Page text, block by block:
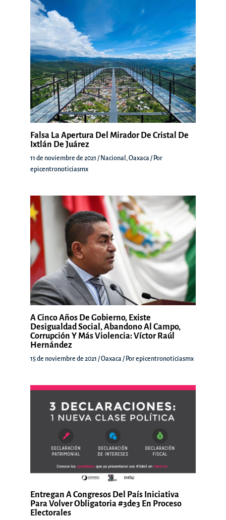
Falsa La Apertura Del Mirador De Cristal De
Ixtlán De Juárez
11 de noviembre de 2021 / Nacional , Oaxaca / Por
epicentronoticiasmx
A Cinco Años De Gobierno, Existe
Desigualdad Social, Abandono Al Campo,
Corrupción Y Más Violencia: Víctor Raúl
Hernández
15 de noviembre de 2021 /Oaxaca / Porepicentronoticiasmx
Entregan A Congresos Del País Iniciativa
Para Volver Obligatoria #3de3 En Proceso
Electorales